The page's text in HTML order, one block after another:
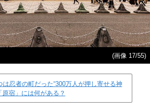
(画像 17/55)
は忍者の町だった“300万人が押し寄せる神
原宿」には何がある？